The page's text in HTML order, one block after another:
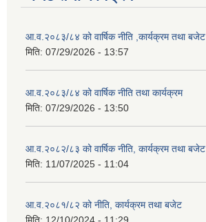
आ.व.२०८३/८४ को वार्षिक नीति ,कार्यक्रम तथा बजेट
मिति: 07/29/2026 - 13:57
आ.व.२०८३/८४ को वार्षिक नीति तथा कार्यक्रम
मिति: 07/29/2026 - 13:50
आ.व.२०८२/८३ को वार्षिक नीति, कार्यक्रम तथा बजेट
मिति: 11/07/2025 - 11:04
आ.व.२०८१/८२ को नीति, कार्यक्रम तथा बजेट